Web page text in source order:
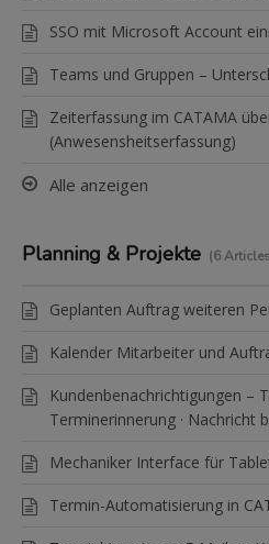
SSO mit Microsoft Account
Teams und Gruppen –
Zeiterfassung im CATAMA
(Anwesensheitserfassung)
Alle anzeigen
Planning & Projekte 6 Articles
Geplanten Auftrag weiteren
Kalender Mitarbeiter und
Kundenbenachrichtigungen –
Terminerinnerung · Nachricht
Mechaniker Interface für
Termin-Automatisierung in